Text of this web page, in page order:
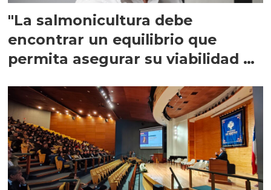
"La salmonicultura debe
encontrar un equilibrio que
permita asegurar su viabilidad de